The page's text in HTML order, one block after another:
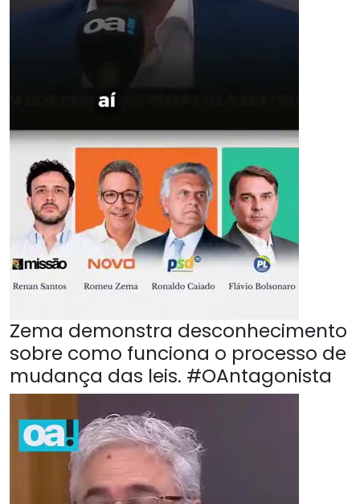
Zema demonstra desconhecimento
sobre como funciona o processo de
mudança das leis. #OAntagonista